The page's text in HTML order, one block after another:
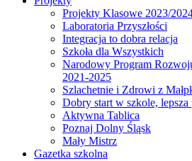
Projekty Klasowe 2023/
Laboratoria Przyszłości
Integracja to dobra relacja
Szkoła dla Wszystkich
Narodowy Program
2021-2025
Szlachetnie i Zdrowi z
Dobry start w szkole, lepsza
Aktywna Tablica
Poznaj Dolny Śląsk
Mały Mistrz
Gazetka szkolna